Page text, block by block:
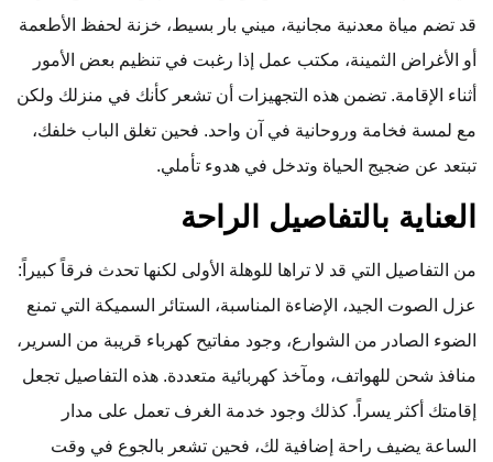
قد تضم مياة معدنية مجانية، ميني بار بسيط، خزنة لحفظ الأطعمة
أو الأغراض الثمينة، مكتب عمل إذا رغبت في تنظيم بعض الأمور
أثناء الإقامة. تضمن هذه التجهيزات أن تشعر كأنك في منزلك ولكن
مع لمسة فخامة وروحانية في آن واحد. فحين تغلق الباب خلفك،
تبتعد عن ضجيج الحياة وتدخل في هدوء تأملي.
العناية بالتفاصيل الراحة
من التفاصيل التي قد لا تراها للوهلة الأولى لكنها تحدث فرقاً كبيراً:
عزل الصوت الجيد، الإضاءة المناسبة، الستائر السميكة التي تمنع
الضوء الصادر من الشوارع، وجود مفاتيح كهرباء قريبة من السرير،
منافذ شحن للهواتف، ومآخذ كهربائية متعددة. هذه التفاصيل تجعل
إقامتك أكثر يسراً. كذلك وجود خدمة الغرف تعمل على مدار
الساعة يضيف راحة إضافية لك، فحين تشعر بالجوع في وقت